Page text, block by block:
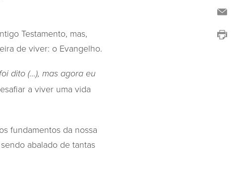
Testamento, mas,
de viver: o Evangelho.
dito (…), mas agora eu
a viver uma vida
fundamentos da nossa
abalado de tantas